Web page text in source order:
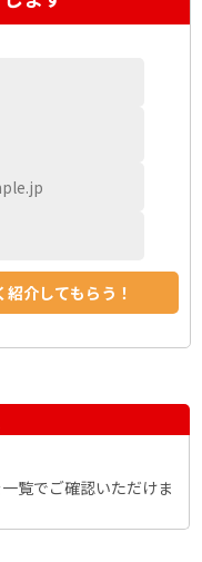
覧でご確認いただけま